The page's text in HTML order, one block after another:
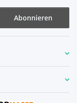
Abonnieren